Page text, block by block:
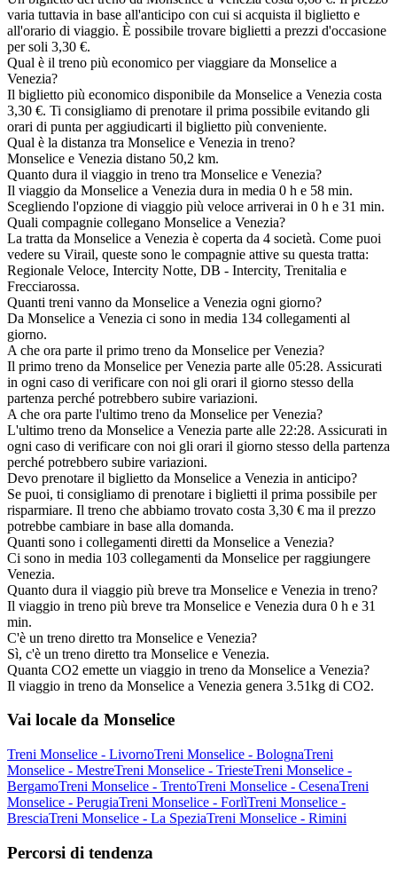
varia tuttavia in base all'anticipo con cui si acquista il biglietto e
all'orario di viaggio. È possibile trovare biglietti a prezzi d'occasione
per soli 3,30 €.
Qual è il treno più economico per viaggiare da Monselice a
Venezia?
Il biglietto più economico disponibile da Monselice a Venezia costa
3,30 €. Ti consigliamo di prenotare il prima possibile evitando gli
orari di punta per aggiudicarti il biglietto più conveniente.
Qual è la distanza tra Monselice e Venezia in treno?
Monselice e Venezia distano 50,2 km.
Quanto dura il viaggio in treno tra Monselice e Venezia?
Il viaggio da Monselice a Venezia dura in media 0 h e 58 min.
Scegliendo l'opzione di viaggio più veloce arriverai in 0 h e 31 min.
Quali compagnie collegano Monselice a Venezia?
La tratta da Monselice a Venezia è coperta da 4 società. Come puoi
vedere su Virail, queste sono le compagnie attive su questa tratta:
Regionale Veloce, Intercity Notte, DB - Intercity, Trenitalia e
Frecciarossa.
Quanti treni vanno da Monselice a Venezia ogni giorno?
Da Monselice a Venezia ci sono in media 134 collegamenti al
giorno.
A che ora parte il primo treno da Monselice per Venezia?
Il primo treno da Monselice per Venezia parte alle 05:28. Assicurati
in ogni caso di verificare con noi gli orari il giorno stesso della
partenza perché potrebbero subire variazioni.
A che ora parte l'ultimo treno da Monselice per Venezia?
L'ultimo treno da Monselice a Venezia parte alle 22:28. Assicurati in
ogni caso di verificare con noi gli orari il giorno stesso della partenza
perché potrebbero subire variazioni.
Devo prenotare il biglietto da Monselice a Venezia in anticipo?
Se puoi, ti consigliamo di prenotare i biglietti il prima possibile per
risparmiare. Il treno che abbiamo trovato costa 3,30 € ma il prezzo
potrebbe cambiare in base alla domanda.
Quanti sono i collegamenti diretti da Monselice a Venezia?
Ci sono in media 103 collegamenti da Monselice per raggiungere
Venezia.
Quanto dura il viaggio più breve tra Monselice e Venezia in treno?
Il viaggio in treno più breve tra Monselice e Venezia dura 0 h e 31
min.
C'è un treno diretto tra Monselice e Venezia?
Sì, c'è un treno diretto tra Monselice e Venezia.
Quanta CO2 emette un viaggio in treno da Monselice a Venezia?
Il viaggio in treno da Monselice a Venezia genera 3.51kg di CO2.
Vai locale da Monselice
Treni Monselice - LivornoTreni Monselice - BolognaTreni
Monselice - MestreTreni Monselice - TriesteTreni Monselice -
BergamoTreni Monselice - TrentoTreni Monselice - CesenaTreni
Monselice - PerugiaTreni Monselice - ForlìTreni Monselice -
BresciaTreni Monselice - La SpeziaTreni Monselice - Rimini
Percorsi di tendenza